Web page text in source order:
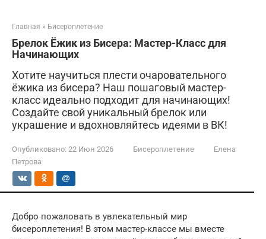
Главная » Бисероплетение
Брелок Ёжик из Бисера: Мастер-Класс для
Начинающих
Хотите научиться плести очаровательного
ёжика из бисера? Наш пошаговый мастер-
класс идеально подходит для начинающих!
Создайте свой уникальный брелок или
украшение и вдохновляйтесь идеями в ВК!
Опубликовано: 22 Июн 2026 Бисероплетение
Елена
Петрова
Добро пожаловать в увлекательный мир
бисероплетения! В этом мастер-классе мы вместе